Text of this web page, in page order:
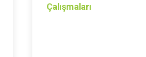
Çalışmaları